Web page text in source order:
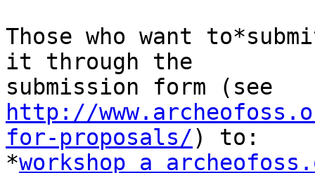
Those who want
it through the
http://
for-proposals/) to:
*workshop a